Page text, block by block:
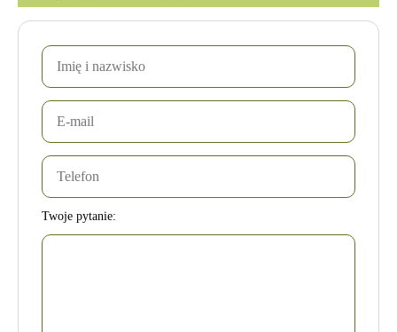
Twoje pytanie: